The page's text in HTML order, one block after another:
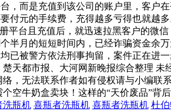
，而是充值到该公司的账户里，客户
付元的手续费，充得越多亏得也就越
平台且充值后，就迅速拉黑客户的微信
半月的短短时间内，已经诈骗资金余
已被警方依法刑事拘留，案件正在进
天都市报、大河网新晚报综合整理 未
，无法联系作者如有侵权请与小编联
空牛奶盒卖块！这样的“天价废品”背
洗瓶机 喜瓶者洗瓶机 喜瓶者洗瓶机 杜